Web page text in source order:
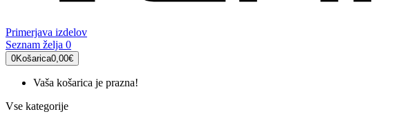
Primerjava izdelov
Seznam želja 0
0Košarica0,00€
Vaša košarica je prazna!
Vse kategorije